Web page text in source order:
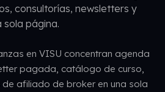
consultorías, newsletters y
página.
en VISU concentran agenda
pagada, catálogo de curso,
afiliado de broker en una sola